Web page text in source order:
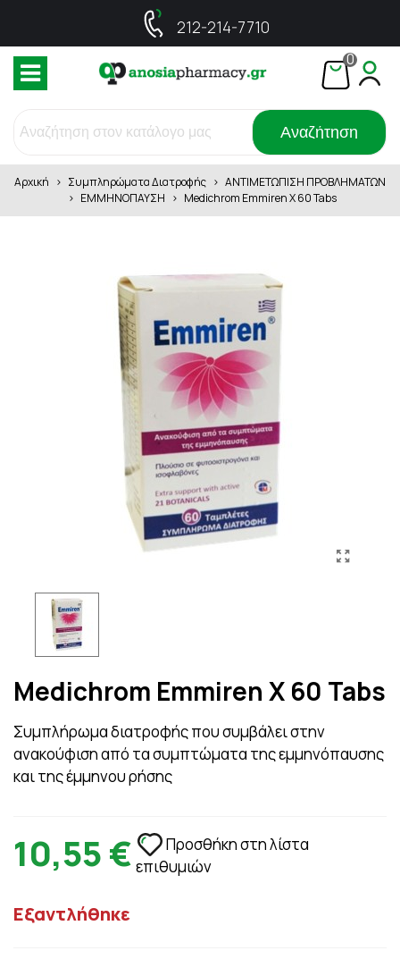
212-214-7710
0
Αναζήτηση
Αρχική > Συμπληρώματα Διατροφής > ΑΝΤΙΜΕΤΩΠΙΣΗ ΠΡΟΒΛΗΜΑΤΩΝ
> ΕΜΜΗΝΟΠΑΥΣΗ > Medichrom Emmiren X 60 Tabs
Medichrom Emmiren X 60 Tabs
Συμπλήρωμα διατροφής που συμβάλει στην
ανακούφιση από τα συμπτώματα της εμμηνόπαυσης
και της έμμηνου ρήσης
10,55 €
Προσθήκη στη λίστα
επιθυμιών
Εξαντλήθηκε